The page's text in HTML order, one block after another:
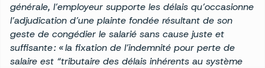
générale, l’employeur supporte les délais qu’occasionne
l’adjudication d’une plainte fondée résultant de son
geste de congédier le salarié sans cause juste et
suffisante : « la fixation de l’indemnité pour perte de
salaire est “tributaire des délais inhérents au système